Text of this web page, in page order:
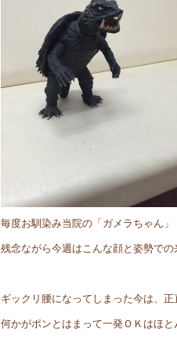
毎度お馴染み当院の「ガメラちゃん」
残念ながら今週はこんな顔と姿勢での
ギックリ腰になってしまった今は、正
何かがポンとはまって一発ＯＫはほと